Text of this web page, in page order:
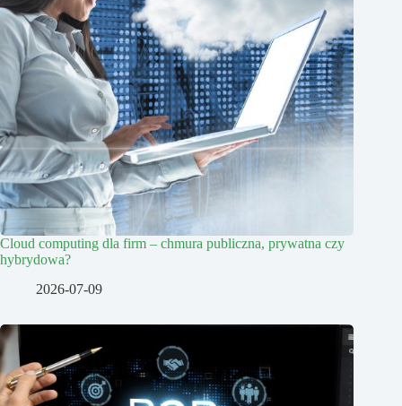
Cloud computing dla firm – chmura publiczna, prywatna czy
hybrydowa?
2026-07-09